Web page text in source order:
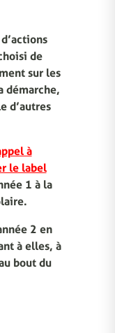
de
sur les
démarche,
d’autres
à
le label
1 à la
2 en
à elles, à
bout du